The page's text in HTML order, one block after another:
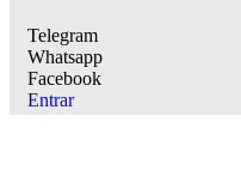
Telegram
Whatsapp
Facebook
Entrar